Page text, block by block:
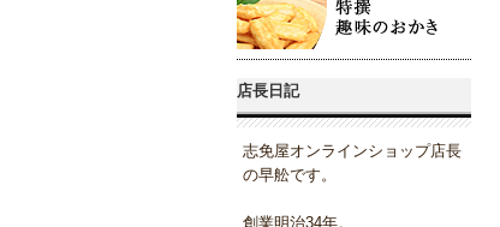
店長日記
志免屋オンラインショップ店長
の早舩です。
創業明治34年。